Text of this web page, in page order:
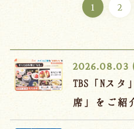
1 2
2026.08.03
TBS「Nス
席」をご紹
お部屋からプラ
空室カレンダー
会議・団体 吉